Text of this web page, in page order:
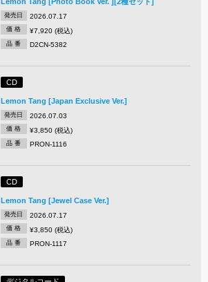
発売日 2026.07.17
価 格 ¥7,920 (税込)
品 番 D2CN-5382
CD
Lemon Tang [Japan Exclusive Ver.]
発売日 2026.07.03
価 格 ¥3,850 (税込)
品 番 PRON-1116
CD
Lemon Tang [Jewel Case Ver.]
発売日 2026.07.17
価 格 ¥3,850 (税込)
品 番 PRON-1117